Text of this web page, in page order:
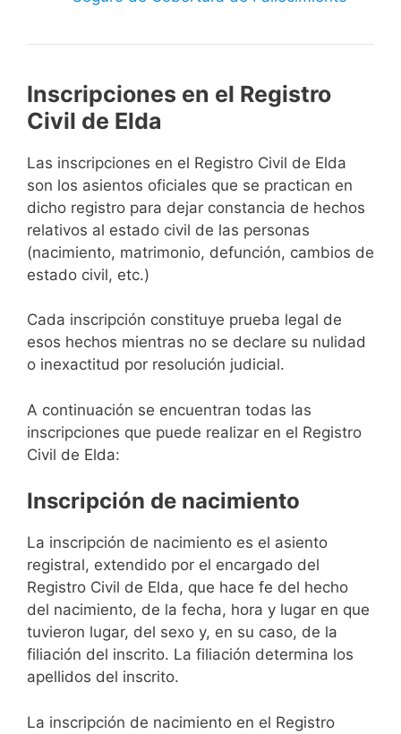
Inscripciones en el Registro
Civil de Elda
Las inscripciones en el Registro Civil de Elda
son los asientos oficiales que se practican en
dicho registro para dejar constancia de hechos
relativos al estado civil de las personas
(nacimiento, matrimonio, defunción, cambios de
estado civil, etc.)
Cada inscripción constituye prueba legal de
esos hechos mientras no se declare su nulidad
o inexactitud por resolución judicial.
A continuación se encuentran todas las
inscripciones que puede realizar en el Registro
Civil de Elda:
Inscripción de nacimiento
La inscripción de nacimiento es el asiento
registral, extendido por el encargado del
Registro Civil de Elda, que hace fe del hecho
del nacimiento, de la fecha, hora y lugar en que
tuvieron lugar, del sexo y, en su caso, de la
filiación del inscrito. La filiación determina los
apellidos del inscrito.
La inscripción de nacimiento en el Registro